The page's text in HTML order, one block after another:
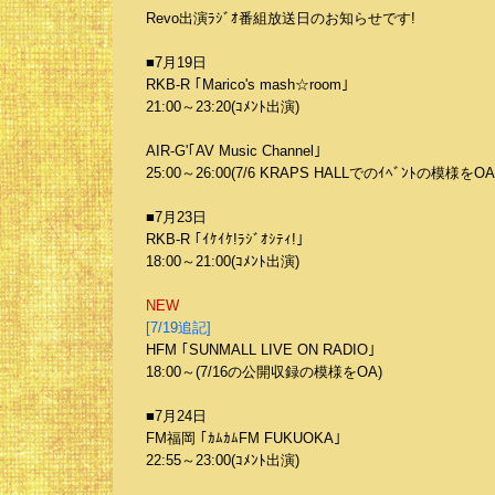
Revo出演ﾗｼﾞｵ番組放送日のお知らせです!
■7月19日
RKB-R ｢Marico's mash☆room｣
21:00～23:20(ｺﾒﾝﾄ出演)
AIR-G'｢AV Music Channel｣
25:00～26:00(7/6 KRAPS HALLでのｲﾍﾞﾝﾄの模様を
■7月23日
RKB-R ｢ｲｹｲｹ!ﾗｼﾞｵｼﾃｨ!｣
18:00～21:00(ｺﾒﾝﾄ出演)
NEW
[7/19追記]
HFM ｢SUNMALL LIVE ON RADIO｣
18:00～(7/16の公開収録の模様をOA)
■7月24日
FM福岡 ｢ｶﾑｶﾑFM FUKUOKA｣
22:55～23:00(ｺﾒﾝﾄ出演)